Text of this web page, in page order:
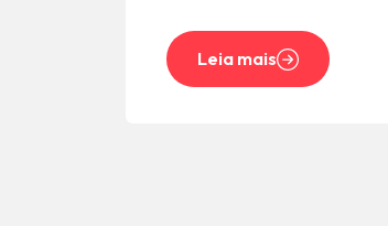
Leia mais